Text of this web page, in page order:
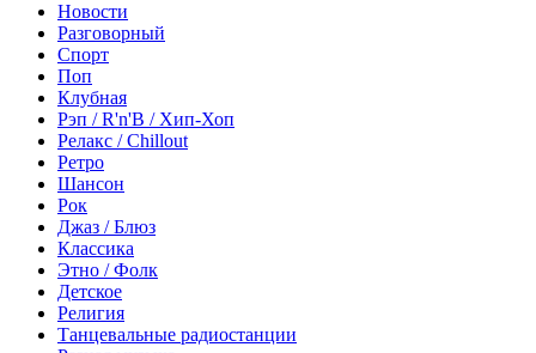
Новости
Разговорный
Спорт
Поп
Клубная
Рэп / R'n'B / Хип-Хоп
Релакс / Chillout
Ретро
Шансон
Рок
Джаз / Блюз
Классика
Этно / Фолк
Детское
Религия
Танцевальные радиостанции